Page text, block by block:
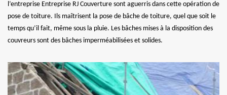
l’entreprise Entreprise RJ Couverture sont aguerris dans cette opération de
pose de toiture. Ils maîtrisent la pose de bâche de toiture, quel que soit le
temps qu’il fait, même sous la pluie. Les bâches mises à la disposition des
couvreurs sont des bâches imperméabilisées et solides.